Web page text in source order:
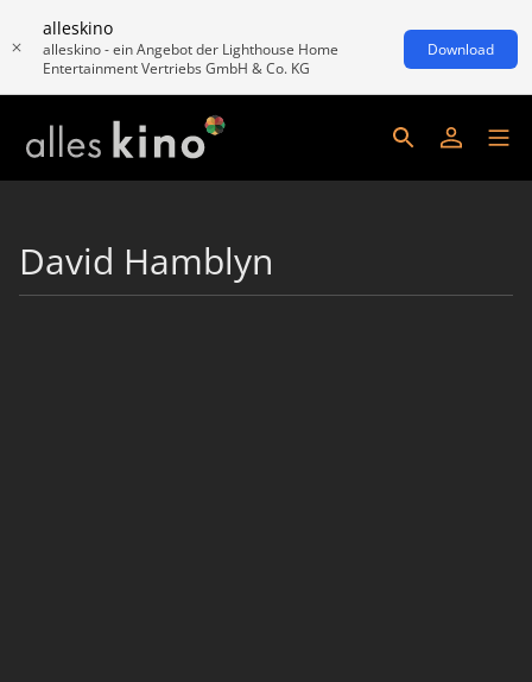
alleskino
alleskino - ein Angebot der Lighthouse Home
Entertainment Vertriebs GmbH & Co. KG
Download
David Hamblyn